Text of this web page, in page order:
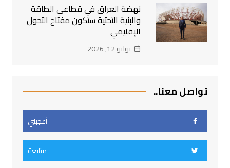
نهضة العراق في قطاعي الطاقة
والبنية التحتية ستكون مفتاح التحول
الإقليمي
يوليو 12, 2026
تواصل معنا..
أعجبني
متابعة